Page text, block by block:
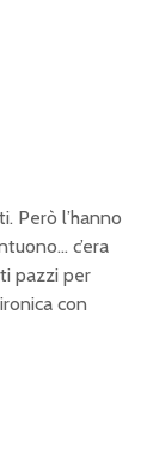
Però l’hanno
c’era
pazzi per
con